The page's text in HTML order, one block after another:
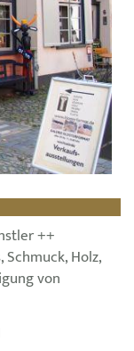
++
Holz,
von